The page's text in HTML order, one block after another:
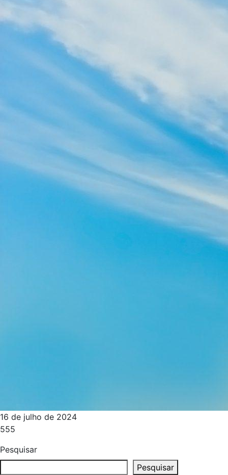
16 de julho de 2024
555
Pesquisar
Pesquisar